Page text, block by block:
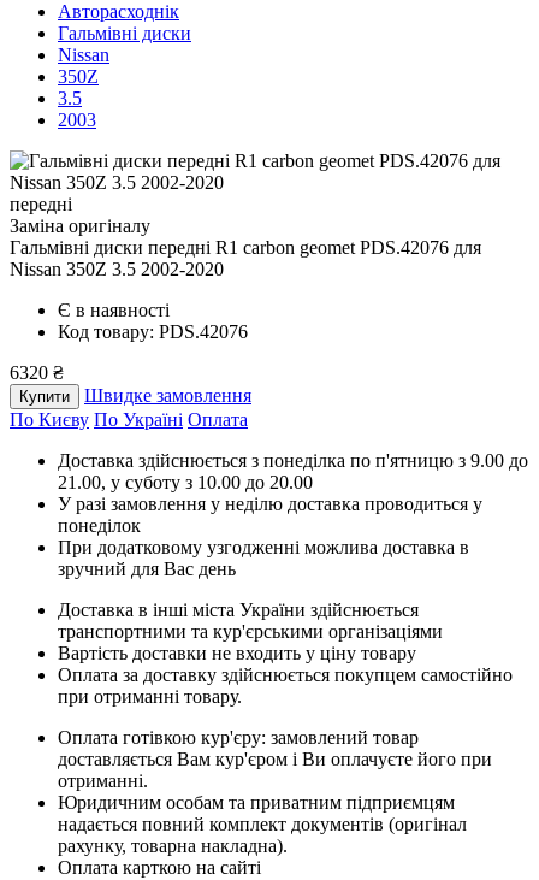
Авторасходнік
Гальмівні диски
Nissan
350Z
3.5
2003
передні
Заміна оригіналу
Гальмівні диски передні R1 carbon geomet PDS.42076 для
Nissan 350Z 3.5 2002-2020
Є в наявності
Код товару: PDS.42076
6320 ₴
Купити
Швидке замовлення
По Києву По Україні Оплата
Доставка здійснюється з понеділка по п'ятницю з 9.00 до
21.00, у суботу з 10.00 до 20.00
У разі замовлення у неділю доставка проводиться у
понеділок
При додатковому узгодженні можлива доставка в
зручний для Вас день
Доставка в інші міста України здійснюється
транспортними та кур'єрськими організаціями
Вартість доставки не входить у ціну товару
Оплата за доставку здійснюється покупцем самостійно
при отриманні товару.
Оплата готівкою кур'єру: замовлений товар
доставляється Вам кур'єром і Ви оплачуєте його при
отриманні.
Юридичним особам та приватним підприємцям
надається повний комплект документів (оригінал
рахунку, товарна накладна).
Оплата карткою на сайті